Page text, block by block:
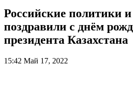
Российские политики
поздравили с днём
президента Казахстана
15:42 Май 17, 2022